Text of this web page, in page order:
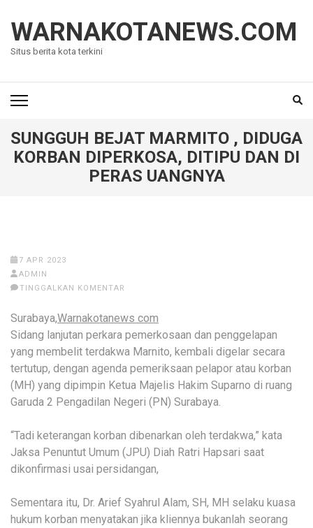
konten
(Tekan
WARNAKOTANEWS.COM
Situs berita kota terkini
SUNGGUH BEJAT MARMITO , DIDUGA
KORBAN DIPERKOSA, DITIPU DAN DI
PERAS UANGNYA
7 APR 2023
ADMIN
TINGGALKAN KOMENTAR
Surabaya,Warnakotanews com
Sidang lanjutan perkara pemerkosaan dan penggelapan
yang membelit terdakwa Marnito, kembali digelar secara
tertutup, dengan agenda pemeriksaan pelapor atau korban
(MH) yang dipimpin Ketua Majelis Hakim Suparno di ruang
Garuda 2 Pengadilan Negeri (PN) Surabaya.
“Tadi keterangan korban dibenarkan oleh terdakwa,” kata
Jaksa Penuntut Umum (JPU) Diah Ratri Hapsari saat
dikonfirmasi usai persidangan,
Sementara itu, Dr. Arief Syahrul Alam, SH, MH selaku kuasa
hukum korban menyatakan jika kliennya bukanlah seorang